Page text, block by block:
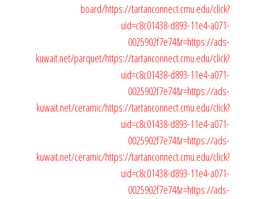
board/https://tartanconnect.cmu.edu/click?
uid=c8c01438-d893-11e4-a071-
0025902f7e74&r=https://ads-
kuwait.net/parquet/https://tartanconnect.cmu.edu/click?
uid=c8c01438-d893-11e4-a071-
0025902f7e74&r=https://ads-
kuwait.net/ceramic/https://tartanconnect.cmu.edu/click?
uid=c8c01438-d893-11e4-a071-
0025902f7e74&r=https://ads-
kuwait.net/ceramic/https://tartanconnect.cmu.edu/click?
uid=c8c01438-d893-11e4-a071-
0025902f7e74&r=https://ads-